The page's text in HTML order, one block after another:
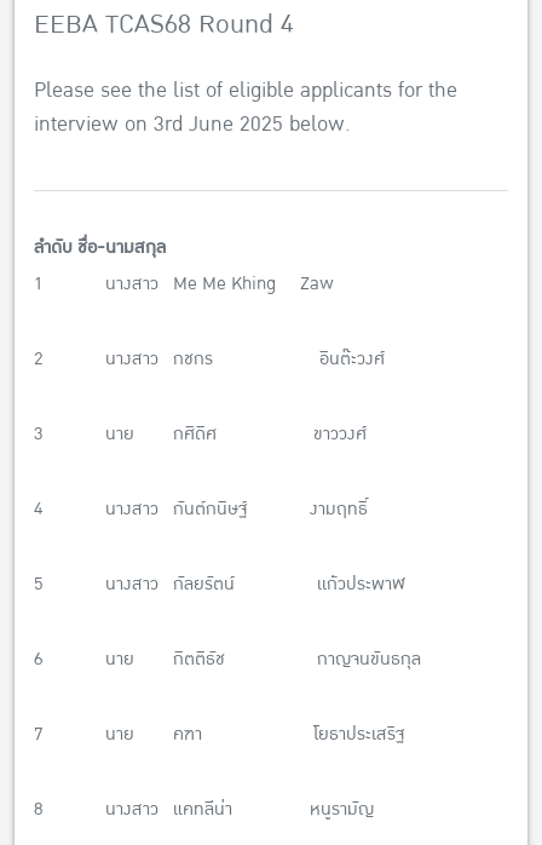
EEBA TCAS68 Round 4
Please see the list of eligible applicants for the
interview on 3rd June 2025 below.
ลำดับ ชื่อ-นามสกุล
1 นางสาว Me Me Khing Zaw
2 นางสาว กชกร อินต๊ะวงศ์
3 นาย กศิดิศ ขาววงศ์
4 นางสาว กันต์กนิษฐ์ งามฤทธิ์
5 นางสาว กัลยรัตน์ เเก้วประพาฬ
6 นาย กิตติธัช กาญจนขันธกุล
7 นาย คฑา โยธาประเสริฐ
8 นางสาว แคทลีน่า หนูรามัญ